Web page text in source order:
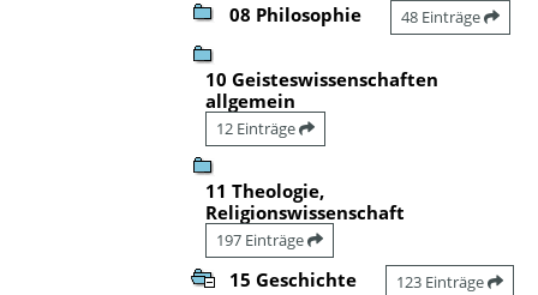
08 Philosophie 48 Einträge
10 Geisteswissenschaften
allgemein
12 Einträge
11 Theologie,
Religionswissenschaft
197 Einträge
15 Geschichte 123 Einträge